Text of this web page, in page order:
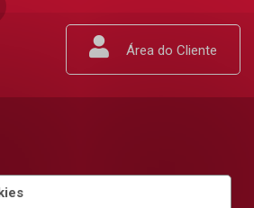
Área do Cliente